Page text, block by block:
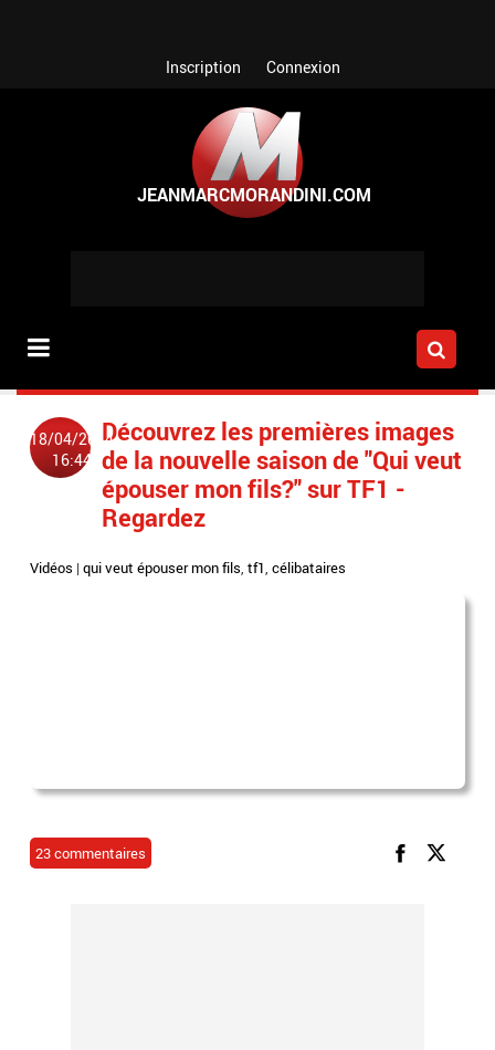
Inscription Connexion
18/04/2014
16:44
Découvrez les premières images
de la nouvelle saison de "Qui veut
épouser mon fils?" sur TF1 -
Regardez
Vidéos |qui veut épouser mon fils,tf1,célibataires
23 commentaires